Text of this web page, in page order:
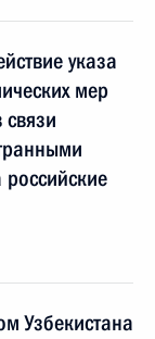
указа
мер
связи
Узбекистана